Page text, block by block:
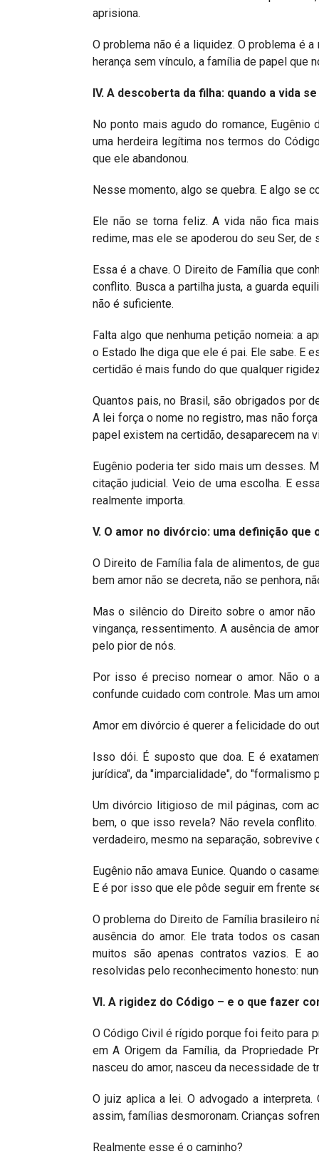
aprisiona.
O problema não é a liquidez. O problema é
herança sem vínculo, a família de papel que
IV. A descoberta da filha: quando a vida
No ponto mais agudo do romance, Eugênio
uma herdeira legítima nos termos do
que ele abandonou.
Nesse momento, algo se quebra. E algo se
Ele não se torna feliz. A vida não fica
redime, mas ele se apoderou do seu Ser, de
Essa é a chave. O Direito de Família que
conflito. Busca a partilha justa, a guarda
não é suficiente.
Falta algo que nenhuma petição nomeia: a
o Estado lhe diga que ele é pai. Ele sabe. E
certidão é mais fundo do que qualquer
Quantos pais, no Brasil, são obrigados por
A lei força o nome no registro, mas não
papel existem na certidão, desaparecem na
Eugênio poderia ter sido mais um desses.
citação judicial. Veio de uma escolha. E
realmente importa.
V. O amor no divórcio: uma definição que
O Direito de Família fala de alimentos, de
bem amor não se decreta, não se penhora,
Mas o silêncio do Direito sobre o amor
vingança, ressentimento. A ausência de
pelo pior de nós.
Por isso é preciso nomear o amor. Não o
confunde cuidado com controle. Mas um
Amor em divórcio é querer a felicidade do
Isso dói. É suposto que doa. E é
jurídica", da "imparcialidade", do "formalismo
Um divórcio litigioso de mil páginas, com
bem, o que isso revela? Não revela
verdadeiro, mesmo na separação,
Eugênio não amava Eunice. Quando o
E é por isso que ele pôde seguir em frente
O problema do Direito de Família brasileiro
ausência do amor. Ele trata todos os
muitos são apenas contratos vazios. E
resolvidas pelo reconhecimento honesto:
VI. A rigidez do Código – e o que fazer
O Código Civil é rígido porque foi feito para
em A Origem da Família, da Propriedade
nasceu do amor, nasceu da necessidade de
O juiz aplica a lei. O advogado a
assim, famílias desmoronam. Crianças
Realmente esse é o caminho?